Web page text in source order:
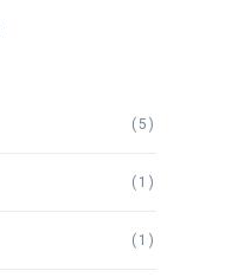
(5)
(1)
(1)